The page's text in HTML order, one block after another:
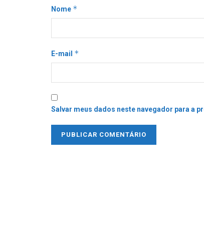
Nome *
E-mail *
Salvar meus dados neste navegador para a